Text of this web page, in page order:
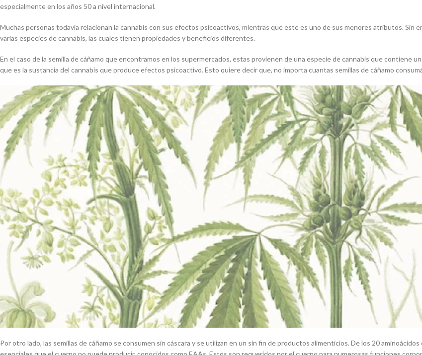
especialmente en los años 50 a nivel internacional.
Muchas personas todavía relacionan la cannabis con sus efectos psicoactivos, mientras que este es uno de sus menores atributos. Sin
varias especies de cannabis, las cuales tienen propiedades y beneficios diferentes.
En el caso de la semilla de cáñamo que encontramos en los supermercados, estas provienen de una especie de cannabis que contiene
que es la sustancia del cannabis que produce efectos psicoactivo. Esto quiere decir que, no importa cuantas semillas de cáñamo
Por otro lado, las semillas de cáñamo se consumen sin cáscara y se utilizan en un sin fin de productos alimenticios. De los 20